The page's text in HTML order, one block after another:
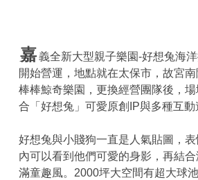
嘉義全新大型親子樂園-好想兔海
開始營運，地點就在太保市，故宮
棒棒鯨奇樂園，更換經營團隊後，
合「好想兔」可愛原創IP與多種互動
好想兔與小賤狗一直是人氣貼圖，
內可以看到他們可愛的身影，再結
滿童趣風。2000坪大空間有超大球